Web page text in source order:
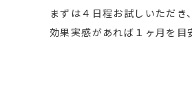
まずは４日程お試しいただき、
効果実感があれば１ヶ月を目